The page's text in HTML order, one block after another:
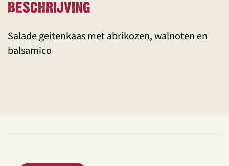
BESCHRIJVING
Salade geitenkaas met abrikozen, walnoten en
balsamico